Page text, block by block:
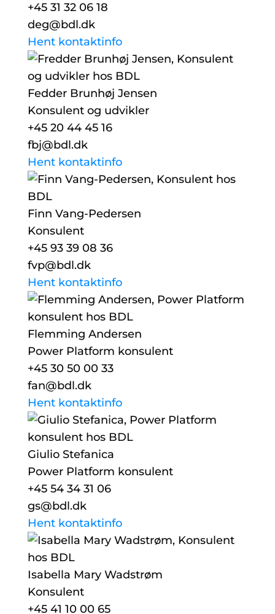
+45 31 32 06 18
deg@bdl.dk
Hent kontaktinfo
Fedder Brunhøj Jensen
Konsulent og udvikler
+45 20 44 45 16
fbj@bdl.dk
Hent kontaktinfo
Finn Vang-Pedersen
Konsulent
+45 93 39 08 36
fvp@bdl.dk
Hent kontaktinfo
Flemming Andersen
Power Platform konsulent
+45 30 50 00 33
fan@bdl.dk
Hent kontaktinfo
Giulio Stefanica
Power Platform konsulent
+45 54 34 31 06
gs@bdl.dk
Hent kontaktinfo
Isabella Mary Wadstrøm
Konsulent
+45 41 10 00 65